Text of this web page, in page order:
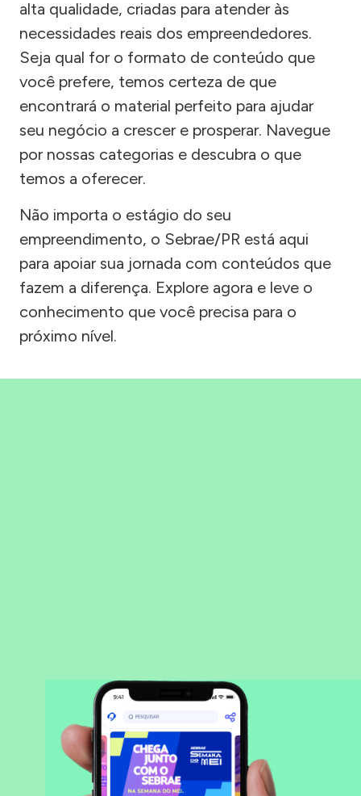
alta qualidade, criadas para atender às
necessidades reais dos empreendedores.
Seja qual for o formato de conteúdo que
você prefere, temos certeza de que
encontrará o material perfeito para ajudar
seu negócio a crescer e prosperar. Navegue
por nossas categorias e descubra o que
temos a oferecer.
Não importa o estágio do seu
empreendimento, o Sebrae/PR está aqui
para apoiar sua jornada com conteúdos que
fazem a diferença. Explore agora e leve o
conhecimento que você precisa para o
próximo nível.